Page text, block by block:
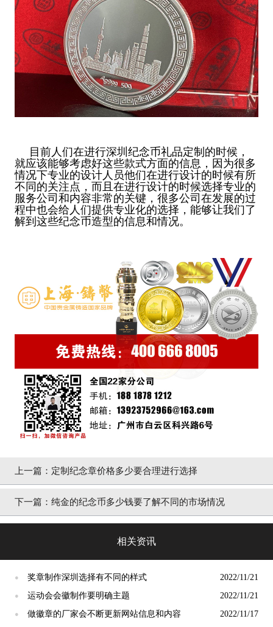
目前人们在进行深圳纪念币礼品定制的时候，
就应该能够考虑好这些款式方面的信息，因为很多
情况下专业的设计人员他们在进行设计的时候有所
不同的关注点，而且在进行设计的时候选择专业的
服务公司和内容非常的关键，很多公司在发展的过
程中也会给人们提供专业化的选择，能够让我们了
解到这些纪念币造型的信息和情况。
上一篇： 定制纪念章价格多少要合理进行选择
下一篇： 纯金的纪念币多少钱要了解不同的市场情况
相关资讯
● 奖章制作深圳选择有不同的样式 2022/11/21
● 运动会会徽制作要明确主题 2022/11/21
● 做徽章的厂家会不断更新网站信息和内容 2022/11/17